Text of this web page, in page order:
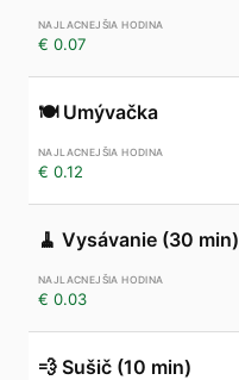
€ 0.07
🍽️ Umývačka
€ 0.12
🧹 Vysávanie (30 min)
€ 0.03
💨 Sušič (10 min)